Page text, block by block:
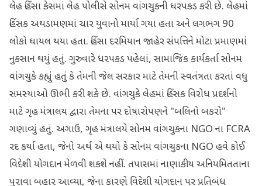
લેહ હિંસા કેસમાં લેહ પોલીસે સોનમ વાંગચુકની ધરપકડ કરી છે. લેહમાં
હિંસક અથડામણમાં ચાર યુવાનો માર્યા ગયા હતા અને લગભગ 90
લોકો ઘાયલ થયા હતા. હિંસા દરમિયાન જાહેર સંપત્તિને મોટા પ્રમાણમાં
નુકસાન થયું હતું. ગુરુવારે ધરપકડ પહેલાં, સામાજિક કાર્યકર્તા સોનમ
વાંગચુકે કહ્યું હતું કે તેમની જેલ સરકાર માટે તેમની સ્વતંત્રતા કરતાં વધુ
સમસ્યાઓ ઊભી કરી શકે છે. વાંગચુકે લેહમાં હિંસક વિરોધ પ્રદર્શનો
માટે ગૃહ મંત્રાલય દ્વારા તેમના પર દોષારોપણને "બલિનો બકરો"
ગણાવ્યું હતું. અગાઉ, ગૃહ મંત્રાલયે સોનમ વાંગચુકના NGO ના FCRA
રદ કર્યા હતા, જેનો અર્થ એ થયો કે સોનમ વાંગચુકના NGO હવે કોઈ
વિદેશી યોગદાન મેળવી શકશે નહીં. તપાસમાં નાણાકીય અનિયમિતતાના
પુરાવા બહાર આવ્યા, જેના કારણે વિદેશી યોગદાન પર પ્રતિબંધ